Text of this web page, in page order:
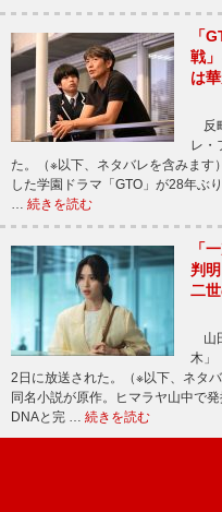
「
戦
は
反
レ・
た。（※以下、ネタバレを含みま
した学園ドラマ「GTO」が28年ぶ
… 続きを読む
「
判
二
山
木」
2日に放送された。（※以下、ネタ
同名小説が原作。ヒマラヤ山中で
DNAと完 … 続きを読む